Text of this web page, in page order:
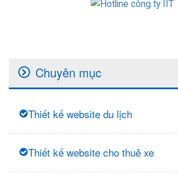
Chuyên mục
Thiết kế website du lịch
Thiết kế website cho thuê xe